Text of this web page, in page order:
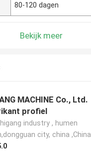
80-120 dagen
Bekijk meer
MACHINE Co., Ltd.
profiel
industry , humen
city, china ,China